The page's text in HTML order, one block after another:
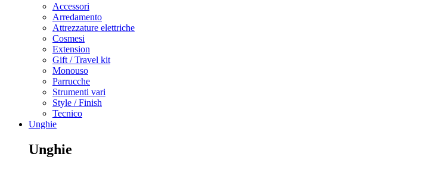
Accessori
Arredamento
Attrezzature elettriche
Cosmesi
Extension
Gift / Travel kit
Monouso
Parrucche
Strumenti vari
Style / Finish
Tecnico
Unghie
Unghie